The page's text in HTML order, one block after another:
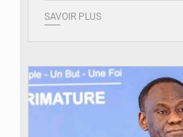
SAVOIR PLUS